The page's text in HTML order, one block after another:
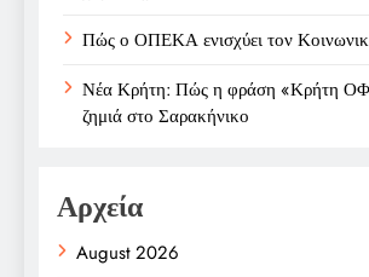
Πώς ο ΟΠΕΚΑ ενισχύει τον
Νέα Κρήτη: Πώς η φράση «Κρήτη
ζημιά στο Σαρακήνικο
Αρχεία
August 2026